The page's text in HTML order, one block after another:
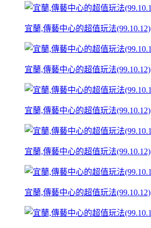
宜蘭,傳藝中心的超值玩法(99.10.12)
宜蘭,傳藝中心的超值玩法(99.10.12)
宜蘭,傳藝中心的超值玩法(99.10.12)
宜蘭,傳藝中心的超值玩法(99.10.12)
宜蘭,傳藝中心的超值玩法(99.10.12)